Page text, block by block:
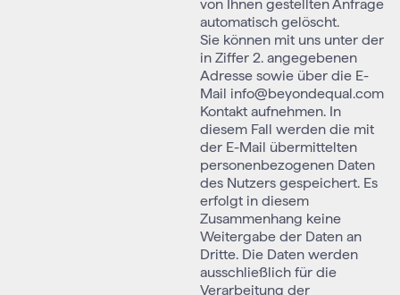
von Ihnen gestellten Anfrage
automatisch gelöscht.
Sie können mit uns unter der
in Ziffer 2. angegebenen
Adresse sowie über die E-
Mail info@beyondequal.com
Kontakt aufnehmen. In
diesem Fall werden die mit
der E-Mail übermittelten
personenbezogenen Daten
des Nutzers gespeichert. Es
erfolgt in diesem
Zusammenhang keine
Weitergabe der Daten an
Dritte. Die Daten werden
ausschließlich für die
Verarbeitung der